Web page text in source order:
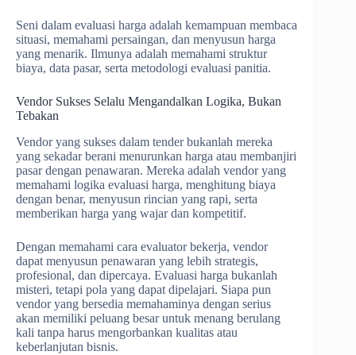
Seni dalam evaluasi harga adalah kemampuan membaca
situasi, memahami persaingan, dan menyusun harga
yang menarik. Ilmunya adalah memahami struktur
biaya, data pasar, serta metodologi evaluasi panitia.
Vendor Sukses Selalu Mengandalkan Logika, Bukan
Tebakan
Vendor yang sukses dalam tender bukanlah mereka
yang sekadar berani menurunkan harga atau membanjiri
pasar dengan penawaran. Mereka adalah vendor yang
memahami logika evaluasi harga, menghitung biaya
dengan benar, menyusun rincian yang rapi, serta
memberikan harga yang wajar dan kompetitif.
Dengan memahami cara evaluator bekerja, vendor
dapat menyusun penawaran yang lebih strategis,
profesional, dan dipercaya. Evaluasi harga bukanlah
misteri, tetapi pola yang dapat dipelajari. Siapa pun
vendor yang bersedia memahaminya dengan serius
akan memiliki peluang besar untuk menang berulang
kali tanpa harus mengorbankan kualitas atau
keberlanjutan bisnis.